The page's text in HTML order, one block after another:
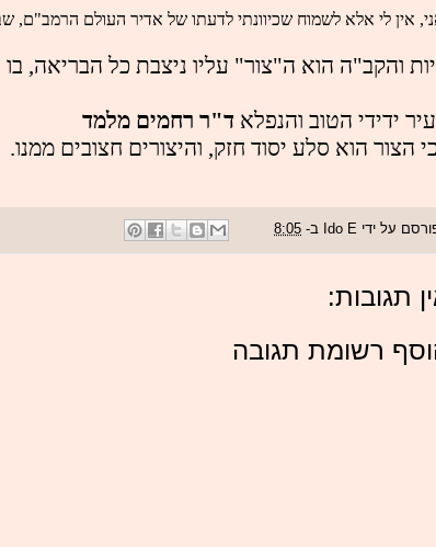
אין לי אלא לשמוח שכיוונתי לדעתו של אדיר העולם
והקב"ה הוא ה"צור" עליו ניצבת כל הבריאה,
ידידי הטוב והנפלא ד"ר רחמים מלמד
הצור הוא סלע יסוד חזק, והיצורים חצובים ממנו.
על ידי Ido E ב- 8:05
תגובות:
רשומת תגובה